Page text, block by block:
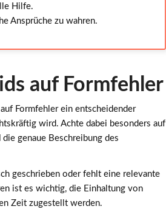
Hilfe.
Ansprüche zu wahren.
auf Formfehler
Formfehlerein entscheidender
wird. Achte dabei besonders auf
die genaue Beschreibung des
geschrieben oder fehlt eine relevante
ist es wichtig, die Einhaltung von
Zeit zugestellt werden.